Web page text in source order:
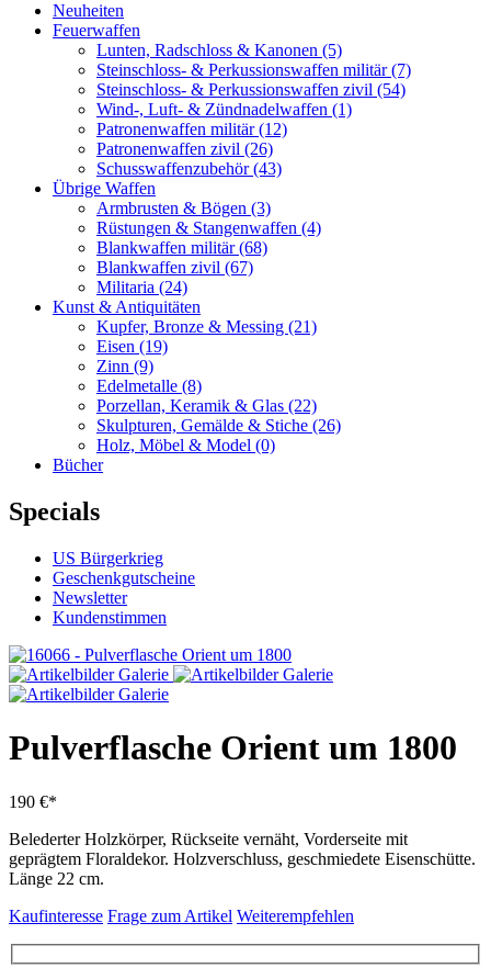
Neuheiten
Feuerwaffen
Lunten, Radschloss & Kanonen (5)
Steinschloss- & Perkussionswaffen militär(7)
Steinschloss- & Perkussionswaffen zivil (54)
Wind-, Luft- & Zündnadelwaffen (1)
Patronenwaffen militär(12)
Patronenwaffen zivil (26)
Schusswaffenzubehör(43)
Übrige Waffen
Armbrusten & Bögen (3)
Rüstungen & Stangenwaffen (4)
Blankwaffen militär(68)
Blankwaffen zivil (67)
Militaria (24)
Kunst & Antiquitäten
Kupfer, Bronze & Messing (21)
Eisen (19)
Zinn (9)
Edelmetalle (8)
Porzellan, Keramik & Glas (22)
Skulpturen, Gemälde & Stiche (26)
Holz, Möbel & Model (0)
Bücher
Specials
US Bürgerkrieg
Geschenkgutscheine
Newsletter
Kundenstimmen
Pulverflasche Orient um 1800
190 €*
Belederter Holzkörper, Rückseite vernäht, Vorderseite mit
geprägtem Floraldekor. Holzverschluss, geschmiedete Eisenschütte.
Länge 22 cm.
Kaufinteresse Frage zum Artikel Weiterempfehlen